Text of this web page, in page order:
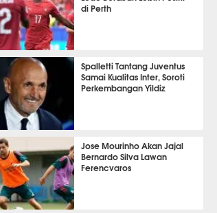
di Perth
16 menit 14 detik lalu
Spalletti Tantang Juventus
Samai Kualitas Inter, Soroti
Perkembangan Yildiz
16 menit 44 detik lalu
Jose Mourinho Akan Jajal
Bernardo Silva Lawan
Ferencvaros